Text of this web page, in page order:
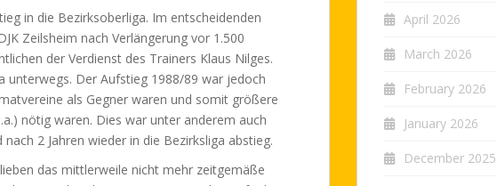
in die Bezirksoberliga. Im entscheidenden
Zeilsheim nach Verlängerung vor 1.500
der Verdienst des Trainers Klaus Nilges.
unterwegs. Der Aufstieg 1988/89 war jedoch
als Gegner waren und somit größere
nötig waren. Dies war unter anderem auch
2 Jahren wieder in die Bezirksliga abstieg.
das mittlerweile nicht mehr zeitgemäße
April 2026
March 2026
February 2026
January 2026
December 2025